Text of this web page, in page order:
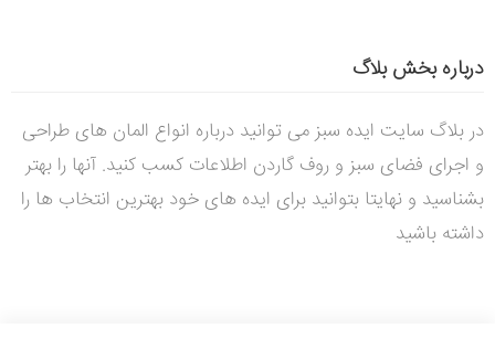
درباره بخش بلاگ
در بلاگ سایت ایده سبز می توانید درباره انواع المان های طراحی
و اجرای فضای سبز و روف گاردن اطلاعات کسب کنید. آنها را بهتر
بشناسید و نهایتا بتوانید برای ایده های خود بهترین انتخاب ها را
داشته باشید